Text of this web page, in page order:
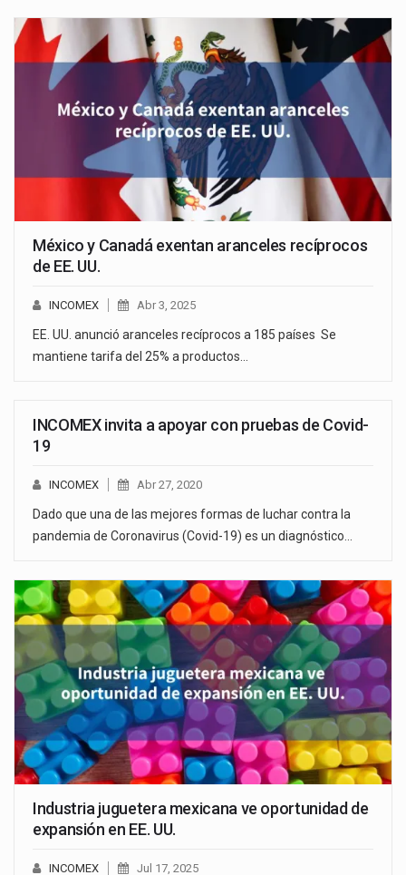
México y Canadá exentan aranceles recíprocos
de EE. UU.
INCOMEX Abr 3, 2025
EE. UU. anunció aranceles recíprocos a 185 países Se
mantiene tarifa del 25% a productos…
INCOMEX invita a apoyar con pruebas de Covid-
19
INCOMEX Abr 27, 2020
Dado que una de las mejores formas de luchar contra la
pandemia de Coronavirus (Covid-19) es un diagnóstico…
Industria juguetera mexicana ve oportunidad de
expansión en EE. UU.
INCOMEX Jul 17, 2025